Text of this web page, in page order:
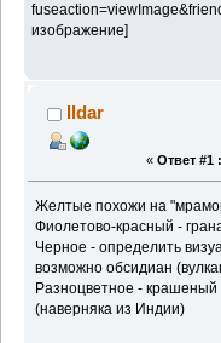
изображение]
Ildar
« Ответ #1 :
Желтые похожи на
Фиолетово-красный -
Черное - определить
возможно обсидиан
Разноцветное -
(наверняка из Индии)